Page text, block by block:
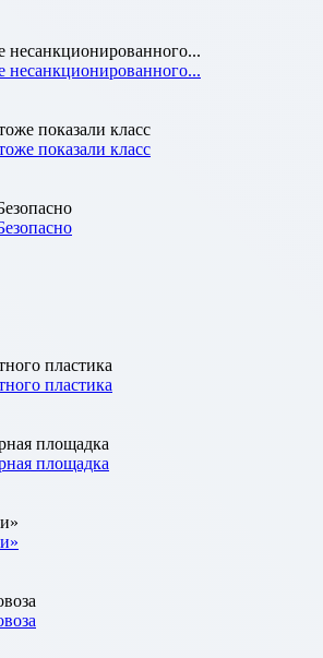
несанкционированного...
несанкционированного...
показали класс
показали класс
пластика
пластика
площадка
площадка